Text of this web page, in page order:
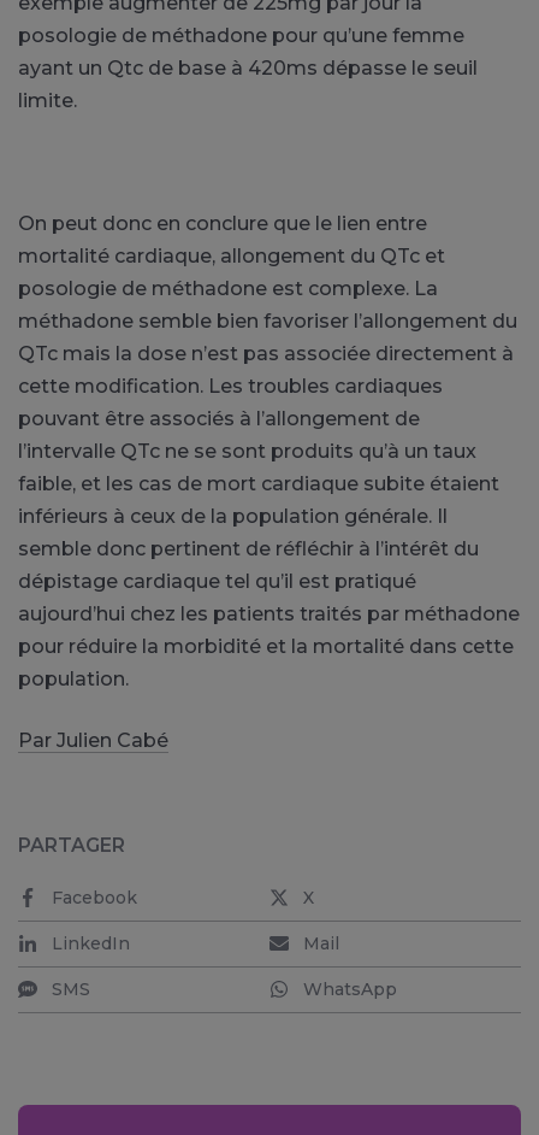
posologie de méthadone pour qu’une femme
ayant un Qtc de base à 420ms dépasse le seuil
limite.
On peut donc en conclure que le lien entre
mortalité cardiaque, allongement du QTc et
posologie de méthadone est complexe. La
méthadone semble bien favoriser l’allongement du
QTc mais la dose n’est pas associée directement à
cette modification. Les troubles cardiaques
pouvant être associés à l’allongement de
l’intervalle QTc ne se sont produits qu’à un taux
faible, et les cas de mort cardiaque subite étaient
inférieurs à ceux de la population générale. Il
semble donc pertinent de réfléchir à l’intérêt du
dépistage cardiaque tel qu’il est pratiqué
aujourd’hui chez les patients traités par méthadone
pour réduire la morbidité et la mortalité dans cette
population.
Par Julien Cabé
PARTAGER
Facebook X
LinkedIn Mail
SMS WhatsApp